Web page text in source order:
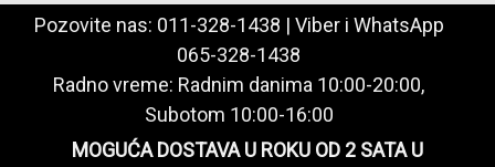
Pozovite nas: 011-328-1438 | Viber i WhatsApp
065-328-1438
Radno vreme: Radnim danima 10:00-20:00,
Subotom 10:00-16:00
MOGUĆA DOSTAVA U ROKU OD 2 SATA U